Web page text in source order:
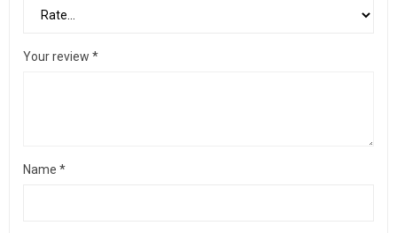
Your review *
Name *